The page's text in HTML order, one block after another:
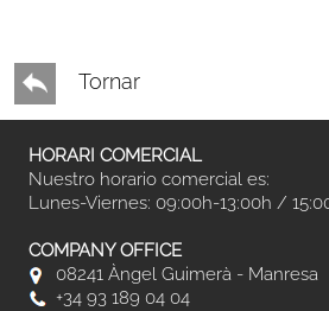
Tornar
HORARI COMERCIAL
Nuestro horario comercial es:
Lunes-Viernes: 09:00h-13:00h /
COMPANY OFFICE
08241 Àngel Guimerà - Manresa
+34 93 189 04 04